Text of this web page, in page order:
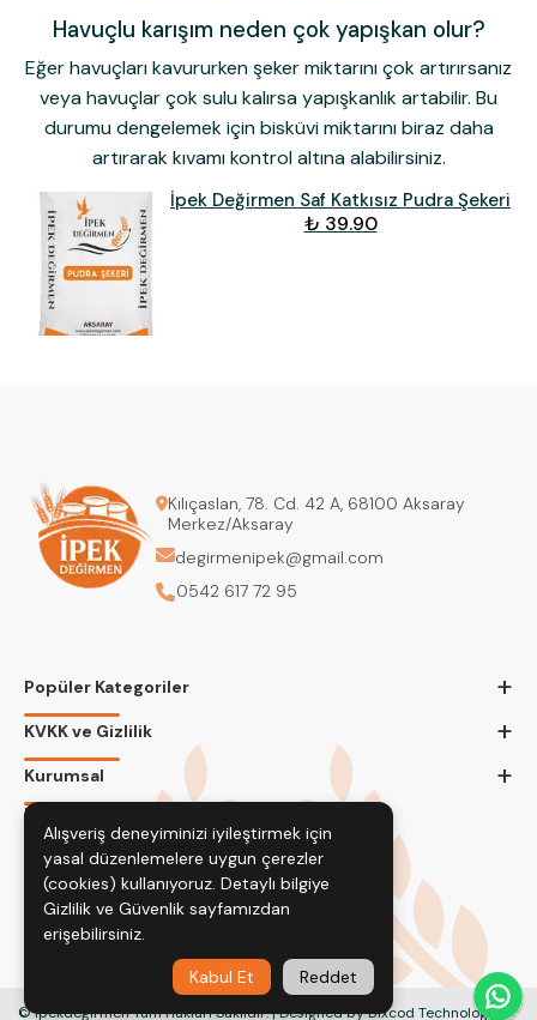
Havuçlu karışım neden çok yapışkan olur?
Eğer havuçları kavururken şeker miktarını çok artırırsanız
veya havuçlar çok sulu kalırsa yapışkanlık artabilir. Bu
durumu dengelemek için bisküvi miktarını biraz daha
artırarak kıvamı kontrol altına alabilirsiniz.
İpek Değirmen Saf Katkısız Pudra Şekeri
₺ 39.90
Kılıçaslan, 78. Cd. 42 A, 68100 Aksaray
Merkez/Aksaray
degirmenipek@gmail.com
0542 617 72 95
Popüler Kategoriler +
KVKK ve Gizlilik +
Kurumsal +
Bizi Takip Edin
© İpekdeğirmen Tüm Hakları Saklıdır. | Designed by Bixcod Technology
Alışveriş deneyiminizi iyileştirmek için
yasal düzenlemelere uygun çerezler
(cookies) kullanıyoruz. Detaylı bilgiye
Gizlilik ve Güvenlik sayfamızdan
erişebilirsiniz.
Kabul Et
Reddet